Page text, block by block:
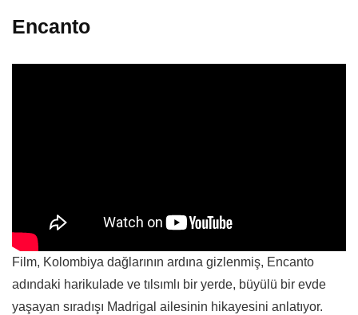
Encanto
Film, Kolombiya dağlarının ardına gizlenmiş, Encanto
adındaki harikulade ve tılsımlı bir yerde, büyülü bir evde
yaşayan sıradışı Madrigal ailesinin hikayesini anlatıyor.